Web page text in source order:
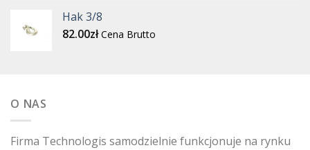
Hak 3/8
82.00zł Cena Brutto
O NAS
Firma Technologis samodzielnie funkcjonuje na rynku